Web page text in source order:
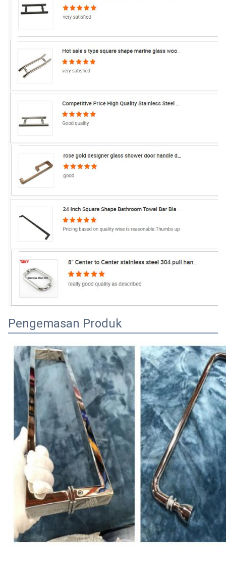
Pengemasan Produk